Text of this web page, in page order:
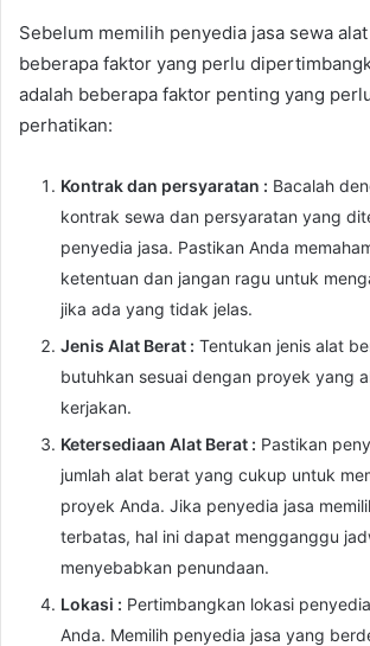
Sebelum memilih penyedia jasa sewa
beberapa faktor yang perlu
adalah beberapa faktor penting yang
perhatikan:
Kontrak dan persyaratan : Bacalah
kontrak sewa dan persyaratan yang
penyedia jasa. Pastikan Anda
ketentuan dan jangan ragu untuk
jika ada yang tidak jelas.
Jenis Alat Berat : Tentukan jenis alat
butuhkan sesuai dengan proyek yang
kerjakan.
Ketersediaan Alat Berat : Pastikan
jumlah alat berat yang cukup untuk
proyek Anda. Jika penyedia jasa
terbatas, hal ini dapat mengganggu
menyebabkan penundaan.
Lokasi : Pertimbangkan lokasi
Anda. Memilih penyedia jasa yang